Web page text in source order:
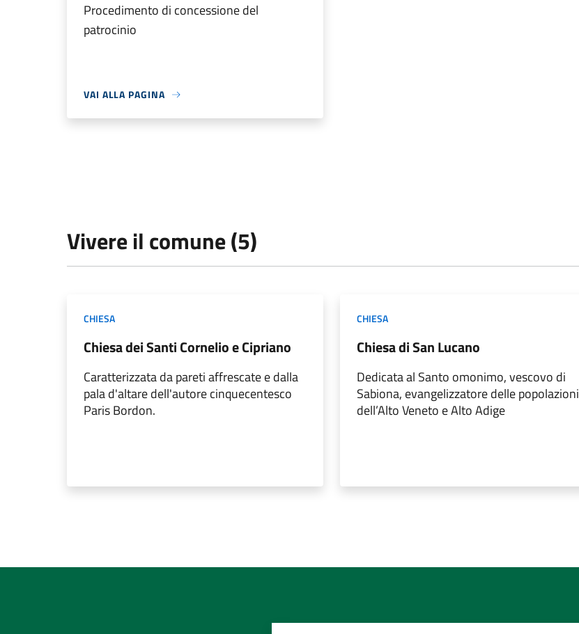
Procedimento di concessione del
patrocinio
VAI ALLA PAGINA
Vivere il comune (5)
CHIESA
Chiesa dei Santi Cornelio e Cipriano
Caratterizzata da pareti affrescate e dalla
pala d'altare dell'autore cinquecentesco
Paris Bordon.
CHIESA
Chiesa di San Lucano
Dedicata al Santo omonimo, vescovo di
Sabiona, evangelizzatore delle popolazioni
dell’Alto Veneto e Alto Adige